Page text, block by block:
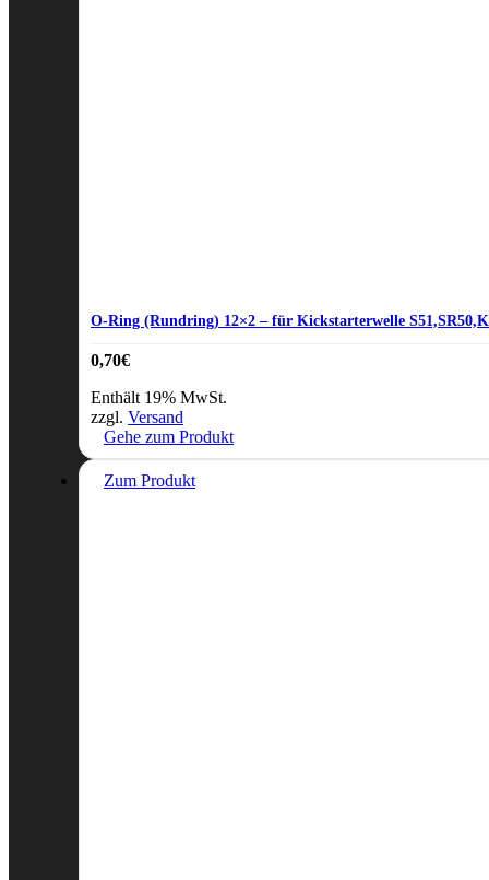
O-Ring (Rundring) 12×2 – für Kickstarterwelle
0,70€
Enthält 19% MwSt.
zzgl. Versand
Gehe zum Produkt
Zum Produkt